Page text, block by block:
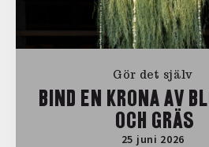
Gör det själv
BIND EN KRONA AV
OCH GRÄS
25 juni 2026